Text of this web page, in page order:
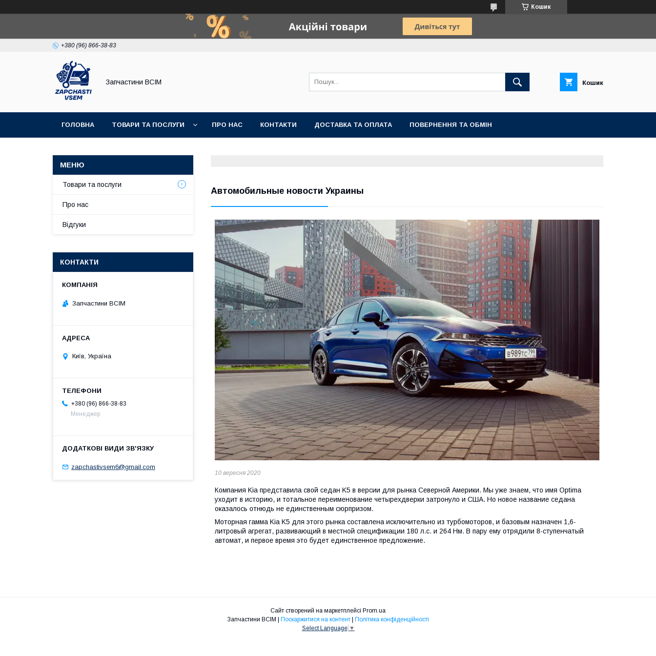
Кошик
+380 (96) 866-38-83
Запчастини ВСІМ Кошик
ГОЛОВНА ТОВАРИ ТА ПОСЛУГИ ПРО НАС КОНТАКТИ ДОСТАВКА ТА ОПЛАТА ПОВЕРНЕННЯ ТА ОБМІН
Автомобильные новости Украины
10 вересня 2020
Компания Kia представила свой седан K5 в версии для рынка Северной Америки. Мы уже знаем, что имя Optima
уходит в историю, и тотальное переименование четырехдверки затронуло и США. Но новое название седана
оказалось отнюдь не единственным сюрпризом.
Моторная гамма Kia K5 для этого рынка составлена исключительно из турбомоторов, и базовым назначен 1,6-
литровый агрегат, развивающий в местной спецификации 180 л.с. и 264 Нм. В пару ему отрядили 8-ступенчатый
автомат, и первое время это будет единственное предложение.
Товари та послуги
Про нас
Відгуки
КОНТАКТИ
Запчастини ВСІМ
Київ, Україна
+380 (96) 866-38-83
Менеджер
zapchastivsem6@gmail.com
Сайт створений на маркетплейсі Prom.ua
Запчастини ВСІМ | Поскаржитися на контент | Політика конфіденційності
Select Language ▼